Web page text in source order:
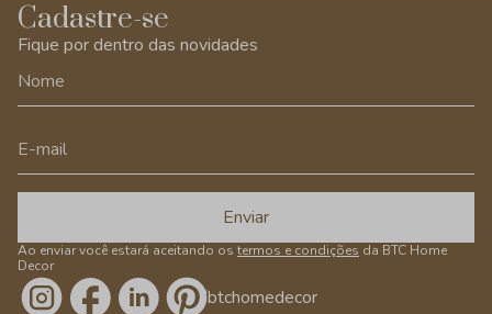
Cadastre-se
Fique por dentro das novidades
Enviar
Ao enviar você estará aceitando os termos e condições da BTC Home
Decor
/btchomedecor